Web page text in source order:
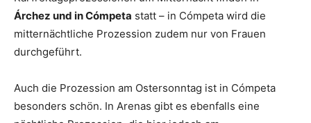
Árchez und in Cómpeta statt – in Cómpeta wird die
mitternächtliche Prozession zudem nur von Frauen
durchgeführt.
Auch die Prozession am Ostersonntag ist in Cómpeta
besonders schön. In Arenas gibt es ebenfalls eine